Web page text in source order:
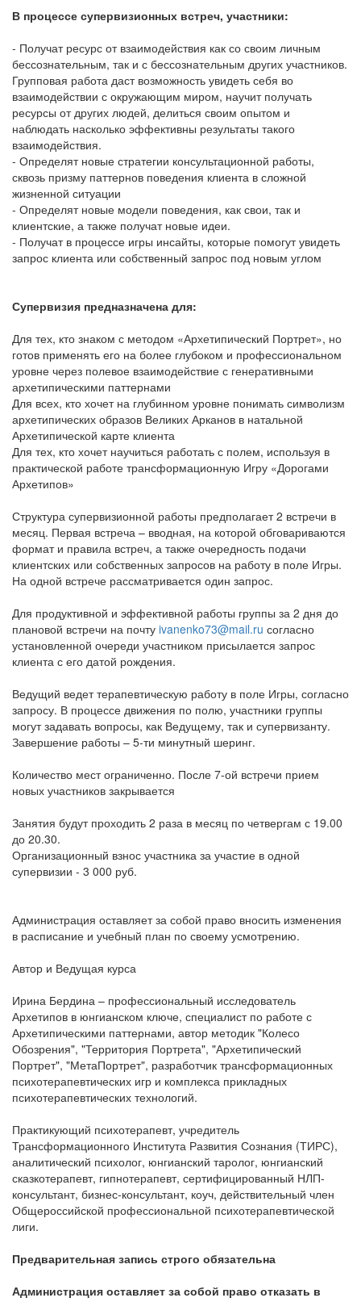
В процессе супервизионных встреч, участники:
- Получат ресурс от взаимодействия как со своим личным
бессознательным, так и с бессознательным других участников.
Групповая работа даст возможность увидеть себя во
взаимодействии с окружающим миром, научит получать
ресурсы от других людей, делиться своим опытом и
наблюдать насколько эффективны результаты такого
взаимодействия.
- Определят новые стратегии консультационной работы,
сквозь призму паттернов поведения клиента в сложной
жизненной ситуации
- Определят новые модели поведения, как свои, так и
клиентские, а также получат новые идеи.
- Получат в процессе игры инсайты, которые помогут увидеть
запрос клиента или собственный запрос под новым углом
Супервизия предназначена для:
Для тех, кто знаком с методом «Архетипический Портрет», но
готов применять его на более глубоком и профессиональном
уровне через полевое взаимодействие с генеративными
архетипическими паттернами
Для всех, кто хочет на глубинном уровне понимать символизм
архетипических образов Великих Арканов в натальной
Архетипической карте клиента
Для тех, кто хочет научиться работать с полем, используя в
практической работе трансформационную Игру «Дорогами
Архетипов»
Структура супервизионной работы предполагает 2 встречи в
месяц. Первая встреча – вводная, на которой обговариваются
формат и правила встреч, а также очередность подачи
клиентских или собственных запросов на работу в поле Игры.
На одной встрече рассматривается один запрос.
Для продуктивной и эффективной работы группы за 2 дня до
плановой встречи на почту ivanenko73@mail.ru согласно
установленной очереди участником присылается запрос
клиента с его датой рождения.
Ведущий ведет терапевтическую работу в поле Игры, согласно
запросу. В процессе движения по полю, участники группы
могут задавать вопросы, как Ведущему, так и супервизанту.
Завершение работы – 5-ти минутный шеринг.
Количество мест ограниченно. После 7-ой встречи прием
новых участников закрывается
Занятия будут проходить 2 раза в месяц по четвергам с 19.00
до 20.30.
Организационный взнос участника за участие в одной
супервизии - 3 000 руб.
Администрация оставляет за собой право вносить изменения
в расписание и учебный план по своему усмотрению.
Автор и Ведущая курса
Ирина Бердина – профессиональный исследователь
Архетипов в юнгианском ключе, специалист по работе с
Архетипическими паттернами, автор методик "Колесо
Обозрения", "Территория Портрета", "Архетипический
Портрет", "МетаПортрет", разработчик трансформационных
психотерапевтических игр и комплекса прикладных
психотерапевтических технологий.
Практикующий психотерапевт, учредитель
Трансформационного Института Развития Сознания (ТИРС),
аналитический психолог, юнгианский таролог, юнгианский
сказкотерапевт, гипнотерапевт, сертифицированный НЛП-
консультант, бизнес-консультант, коуч, действительный член
Общероссийской профессиональной психотерапевтической
лиги.
Предварительная запись строго обязательна
Администрация оставляет за собой право отказать в